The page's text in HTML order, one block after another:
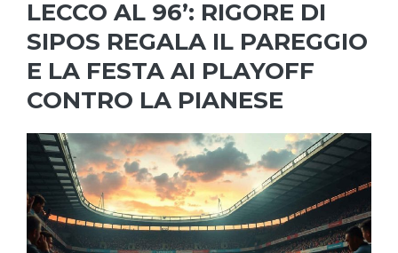
LECCO AL 96’: RIGORE DI
SIPOS REGALA IL PAREGGIO
E LA FESTA AI PLAYOFF
CONTRO LA PIANESE